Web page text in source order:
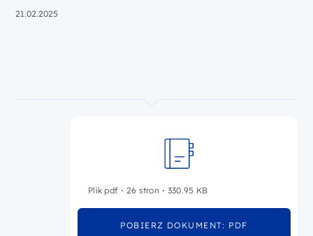
21.02.2025
Plik pdf 26 stron 330.95 KB
POBIERZ DOKUMENT: PDF